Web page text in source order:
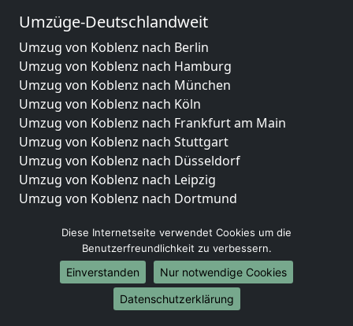
Umzüge-Deutschlandweit
Umzug von Koblenz nach Berlin
Umzug von Koblenz nach Hamburg
Umzug von Koblenz nach München
Umzug von Koblenz nach Köln
Umzug von Koblenz nach Frankfurt am Main
Umzug von Koblenz nach Stuttgart
Umzug von Koblenz nach Düsseldorf
Umzug von Koblenz nach Leipzig
Umzug von Koblenz nach Dortmund
Umzug von Koblenz nach Bremen
Umzug von Koblenz nach Dresden
Umzug von Koblenz nach Hannover
Umzug von Koblenz nach Nürnberg
Umzug von Koblenz nach Duisburg
Diese Internetseite verwendet Cookies um die
Benutzerfreundlichkeit zu verbessern.
Einverstanden
Nur notwendige Cookies
Datenschutzerklärung